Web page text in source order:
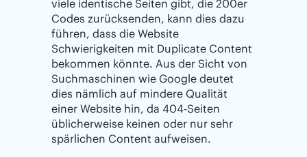
viele identische Seiten gibt, die 200er
Codes zurücksenden, kann dies dazu
führen, dass die Website
Schwierigkeiten mit Duplicate Content
bekommen könnte. Aus der Sicht von
Suchmaschinen wie Google deutet
dies nämlich auf mindere Qualität
einer Website hin, da 404-Seiten
üblicherweise keinen oder nur sehr
spärlichen Content aufweisen.